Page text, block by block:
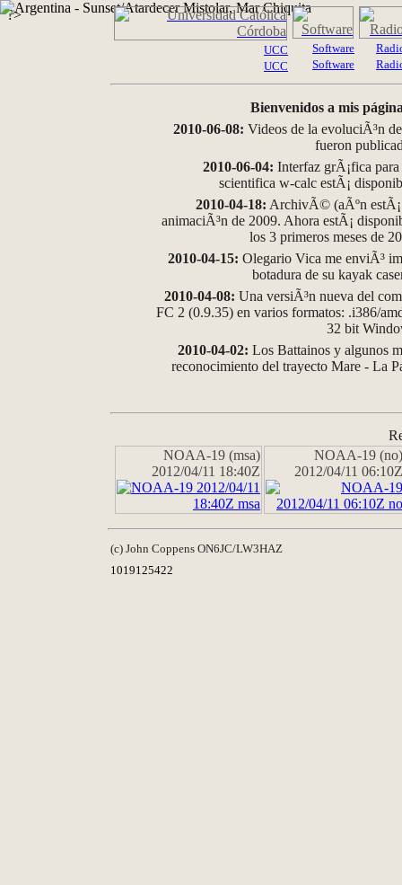
?>
UCC
UCC
Software
Software
Bienvenidos a mis
2010-06-08: Videos de la evoluciÃ³n
fueron
2010-06-04: Interfaz grÃ¡fica
scientifica w-calc estÃ¡
2010-04-18: ArchivÃ© (aÃºn
animaciÃ³n de 2009. Ahora estÃ¡
los 3 primeros meses de
2010-04-15: Olegario Vica me enviÃ³
botadura de su kayak
2010-04-08: Una versiÃ³n nueva del
FC 2 (0.9.35) en varios formatos: .i386/
32 bit
2010-04-02: Los Battainos y algunos
reconocimiento del trayecto Mare - La
NOAA-19 (msa)
2012/04/11 18:40Z
NOAA-19 (no)
2012/04/11 06:10Z
(c) John Coppens ON6JC/LW3HAZ
1019125422